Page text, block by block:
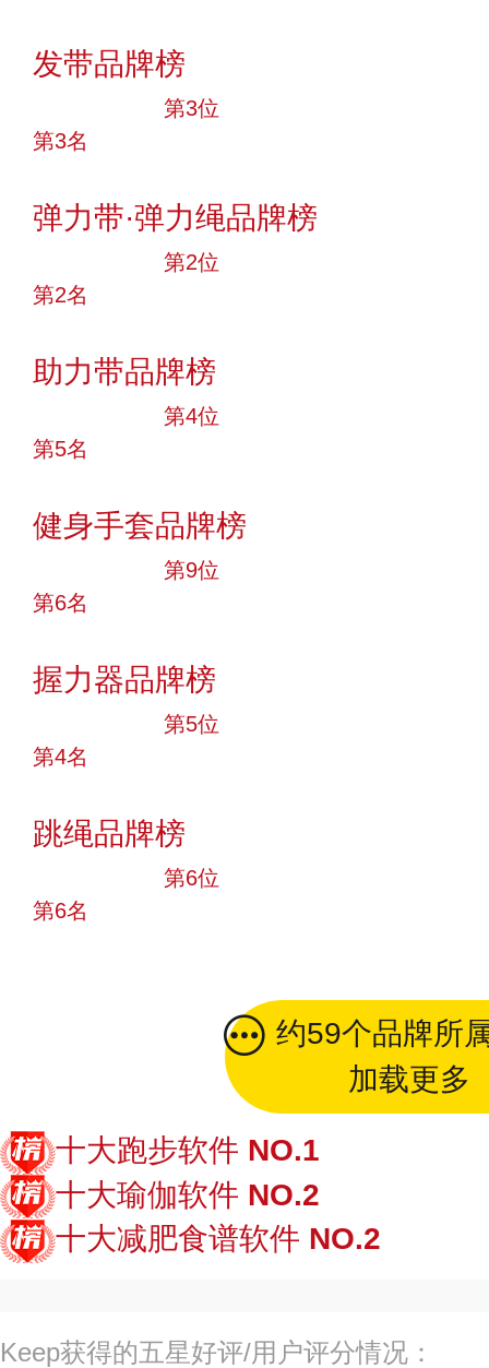
发带品牌榜
第3位
第3名
弹力带·弹力绳品牌榜
第2位
第2名
助力带品牌榜
第4位
第5名
健身手套品牌榜
第9位
第6名
握力器品牌榜
第5位
第4名
跳绳品牌榜
第6位
第6名
约59个品牌所
加载更多
十大跑步软件 NO.1
十大瑜伽软件 NO.2
十大减肥食谱软件 NO.2
Keep获得的五星好评/用户评分情况：